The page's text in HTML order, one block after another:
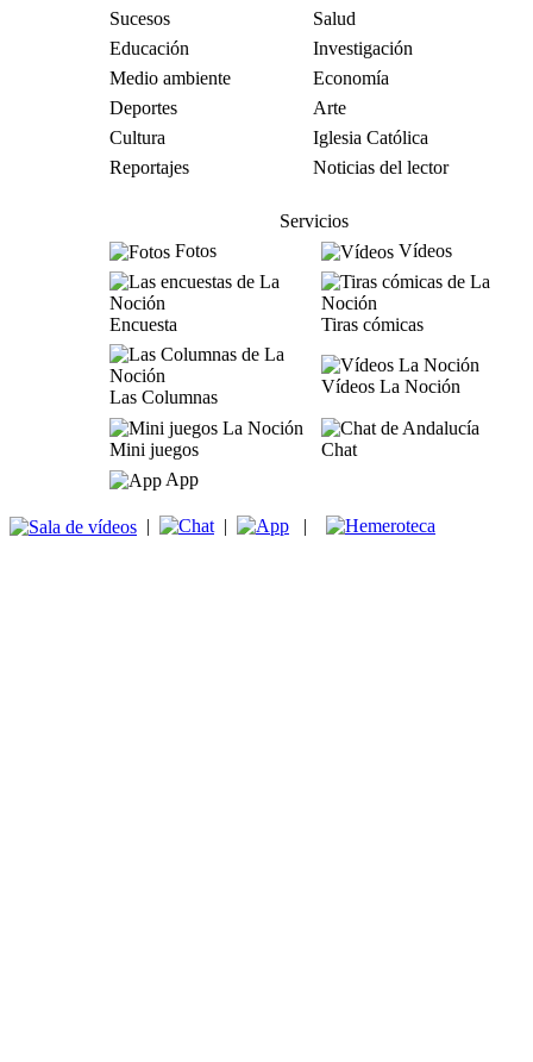
Sucesos
Salud
Educación
Investigación
Medio ambiente
Economía
Deportes
Arte
Cultura
Iglesia Católica
Reportajes
Noticias del lector
Servicios
Fotos
Vídeos
Encuesta Tiras cómicas
Las Columnas
Vídeos La Noción
Mini juegos
Chat
App
| | |